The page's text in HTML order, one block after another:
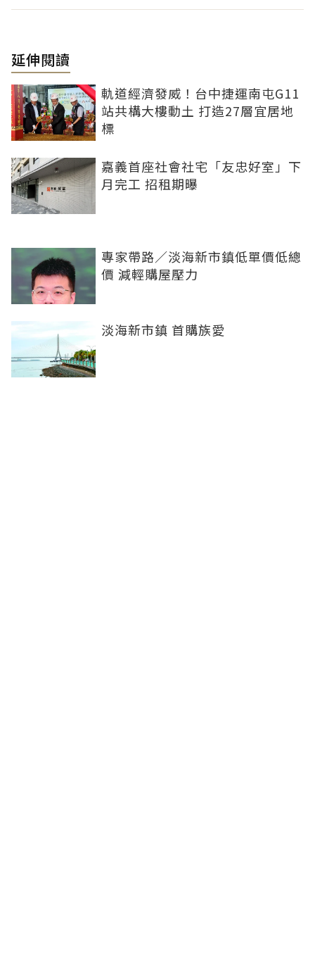
延伸閱讀
軌道經濟發威！台中捷運南屯G11
站共構大樓動土 打造27層宜居地
標
嘉義首座社會社宅「友忠好室」下
月完工 招租期曝
專家帶路／淡海新市鎮低單價低總
價 減輕購屋壓力
淡海新市鎮 首購族愛